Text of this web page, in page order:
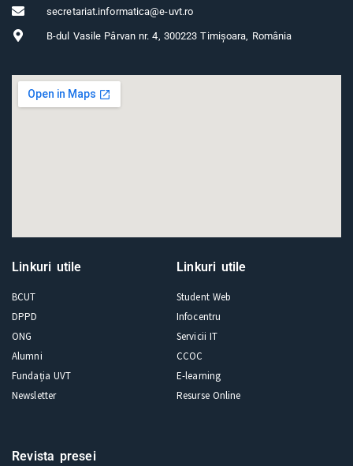
secretariat.informatica@e-uvt.ro
B-dul Vasile Pârvan nr. 4, 300223 Timișoara, România
Linkuri utile
BCUT
DPPD
ONG
Alumni
Fundația UVT
Newsletter
Linkuri utile
Student Web
Infocentru
Servicii IT
CCOC
E-learning
Resurse Online
Revista presei